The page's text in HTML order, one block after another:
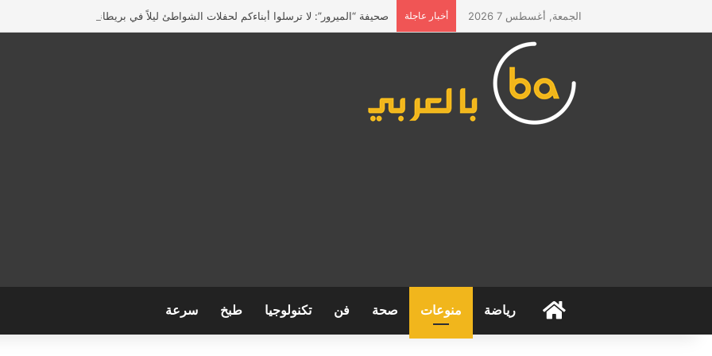
الجمعة, أغسطس 7 2026 أخبار عاجلة صحيفة “الميرور”: لا ترسلوا أبناءكم لحفلات الشواطئ ليلاً في بريطانيا
الرئيسيةرياضة منوعات صحة فن تكنولوجيا طبخ سرعة